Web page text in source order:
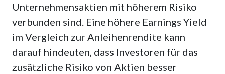
Unternehmensaktien mit höherem Risiko
verbunden sind. Eine höhere Earnings Yield
im Vergleich zur Anleihenrendite kann
darauf hindeuten, dass Investoren für das
zusätzliche Risiko von Aktien besser